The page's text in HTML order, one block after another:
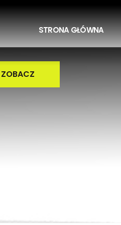
STRONA GŁÓWNA
ZOBACZ